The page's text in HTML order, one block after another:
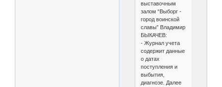
выставочным
залом “Выборг -
город воинской
славы” Владимир
БЫКАЧЕВ:
- Журнал учета
содержит данные
о датах
поступления и
выбытия,
диагнозе. Далее